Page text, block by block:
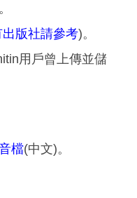
出版社請參考)。
用戶曾上傳並儲
檔(中文)。